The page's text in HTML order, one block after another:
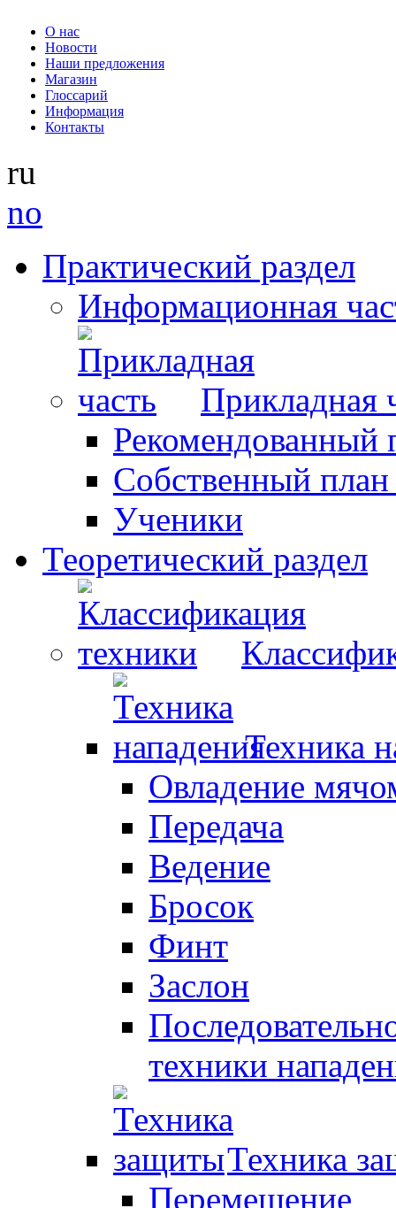
О нас
Новости
Наши предложения
Магазин
Глоссарий
Информация
Контакты
ru
no
Практический раздел
Информационная
Прикладная
Рекомендованный
Собственный
Ученики
Теоретический раздел
Техника
Овладение
Передача
Ведение
Бросок
Финт
Заслон
техники
Техника
Перемещение